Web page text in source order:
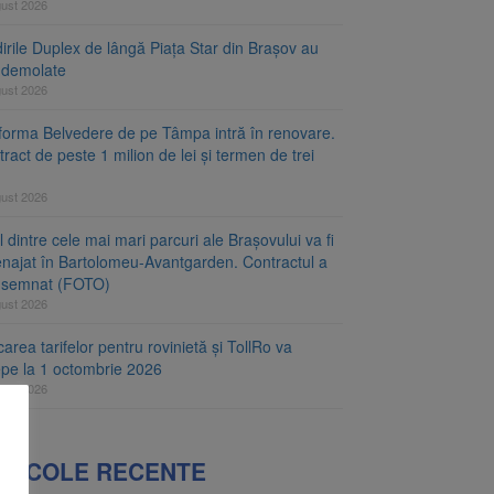
2026
Duplex de lângă Piața Star din Brașov au
2026
Belvedere de pe Tâmpa intră în renovare.
de peste 1 milion de lei și termen de trei
2026
dintre cele mai mari parcuri ale Brașovului va fi
în Bartolomeu-Avantgarden. Contractul a
(FOTO)
2026
tarifelor pentru rovinietă și TollRo va
la 1 octombrie 2026
2026
RECENTE